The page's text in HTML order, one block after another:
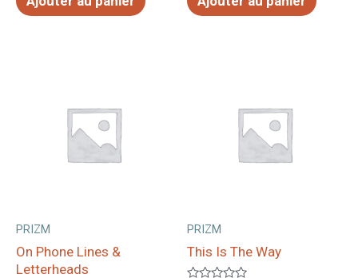
PRIZM
On Phone Lines &
Letterheads
PRIZM
This Is The Way